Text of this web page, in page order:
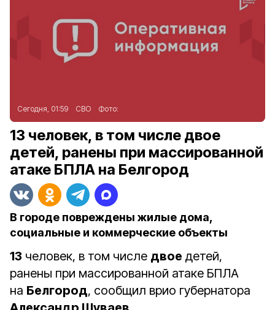
Сегодня, 01:59 СВО Фото:
13 человек, в том числе двое
детей, ранены при массированной
атаке БПЛА на Белгород
В городе повреждены жилые дома,
социальные и коммерческие объекты
13 человек, в том числе двое детей,
ранены при массированной атаке БПЛА
на Белгород, сообщил врио губернатора